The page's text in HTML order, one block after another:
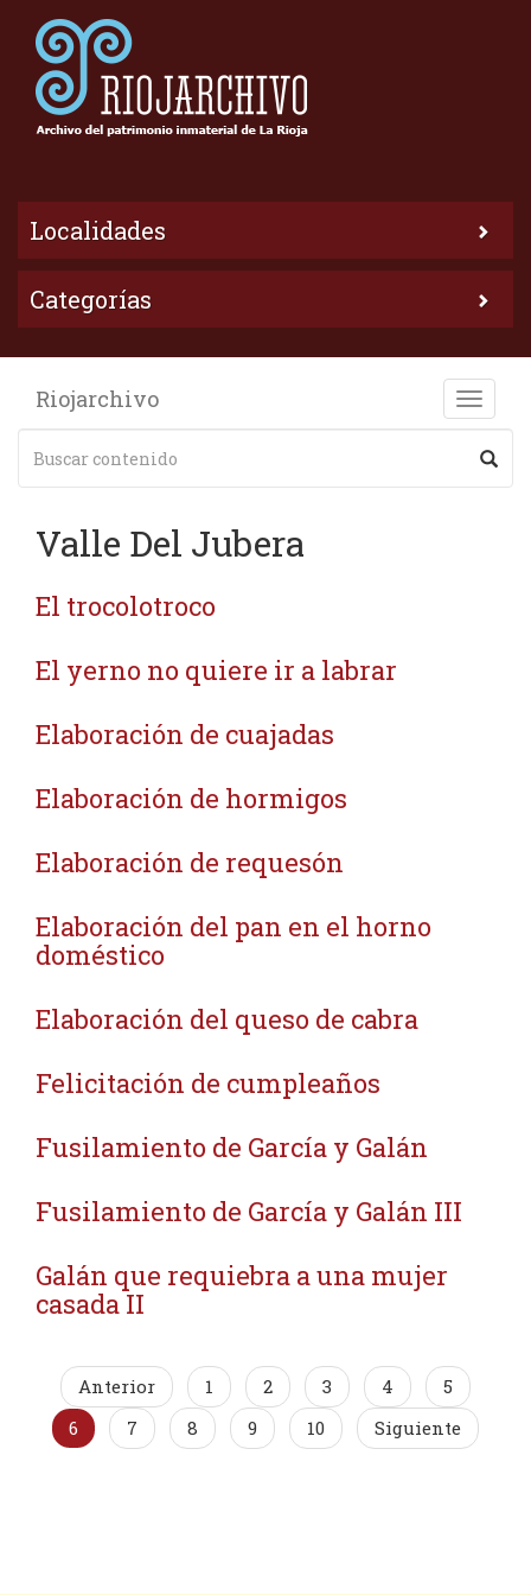
Localidades
Categorías
Toggle
Riojarchivo
Valle Del Jubera
El trocolotroco
El yerno no quiere ir a labrar
Elaboración de cuajadas
Elaboración de hormigos
Elaboración de requesón
Elaboración del pan en el horno
doméstico
Elaboración del queso de cabra
Felicitación de cumpleaños
Fusilamiento de García y Galán
Fusilamiento de García y Galán III
Galán que requiebra a una mujer
casada II
Anterior 1 2 3 4
5
6
7 8 9 10 Siguiente